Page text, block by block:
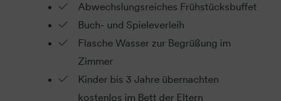
Abwechslungsreiches Frühstücksbuffet
Buch- und Spieleverleih
Flasche Wasser zur Begrüßung im
Zimmer
Kinder bis 3 Jahre übernachten
kostenlos im Bett der Eltern